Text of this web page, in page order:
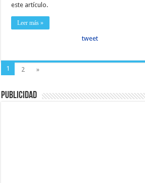
este artículo.
Leer más »
tweet
1 2 »
Publicidad